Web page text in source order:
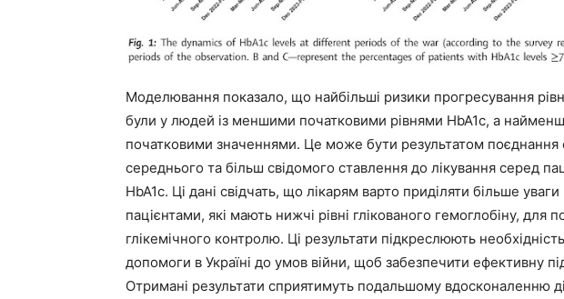
Моделювання показало, що найбільші ризики прогресування
були у людей із меншими початковими рівнями HbA1c, а
початковими значеннями. Це може бути результатом поєднання
середнього та більш свідомого ставлення до лікування серед
HbA1c. Ці дані свідчать, що лікарям варто приділяти більше уваги
пацієнтами, які мають нижчі рівні глікованого гемоглобіну, для
глікемічного контролю. Ці результати підкреслюють
допомоги в Україні до умов війни, щоб забезпечити ефективну
Отримані результати сприятимуть подальшому вдосконаленню